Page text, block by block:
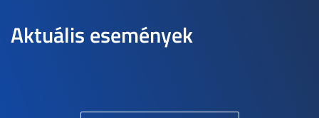
Aktuális események